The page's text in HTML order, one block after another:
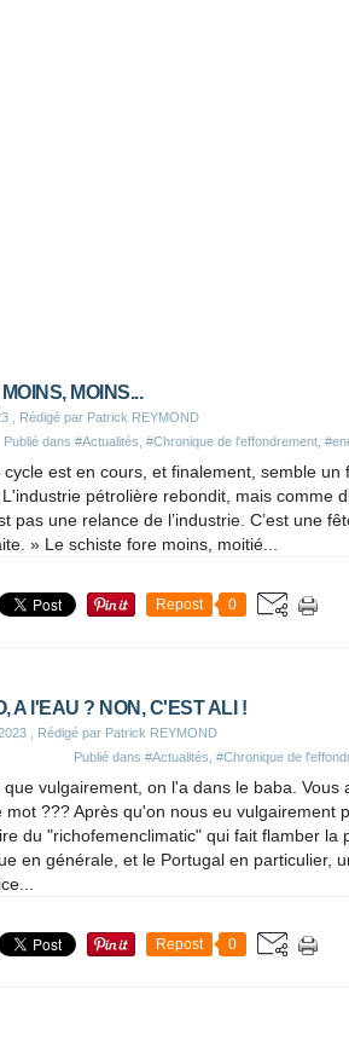
MOINS...
, Rédigé par Patrick REYMOND
Publié dans #Actualités #Chronique de l'effondrement
cycle est en cours, et finalement, semble un
pétrolière rebondit, mais comme
pas une relance de l’industrie. C’est une
» Le schiste fore moins, moitié...
Repost 0
A l'EAU ? NON, C'EST ALI !
, Rédigé par Patrick REYMOND
Publié dans #Actualités #Chronique de
que vulgairement, on l'a dans le baba. Vous
mot ??? Après qu'on nous eu vulgairement
du "richofemenclimatic" qui fait flamber la
en générale, et le Portugal en particulier,
Repost 0